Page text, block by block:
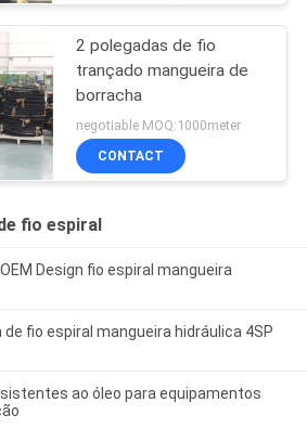
2 polegadas de fio
trançado mangueira de
borracha
negotiable MOQ:1000meter
CONTACT
fio espiral
Design fio espiral mangueira
fio espiral mangueira hidráulica 4SP
ao óleo para equipamentos